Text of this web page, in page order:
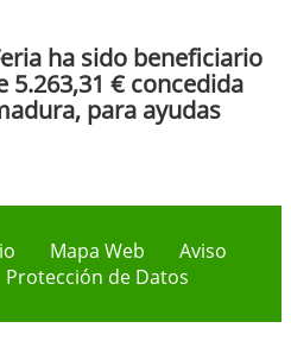
ha sido beneficiario
5.263,31 € concedida
para ayudas
Mapa Web
Aviso
Protección de Datos